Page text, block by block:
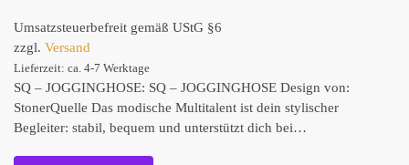
Umsatzsteuerbefreit gemäß UStG §6
zzgl. Versand
Lieferzeit: ca. 4-7 Werktage
SQ – JOGGINGHOSE: SQ – JOGGINGHOSE Design von:
StonerQuelle Das modische Multitalent ist dein stylischer
Begleiter: stabil, bequem und unterstützt dich bei…